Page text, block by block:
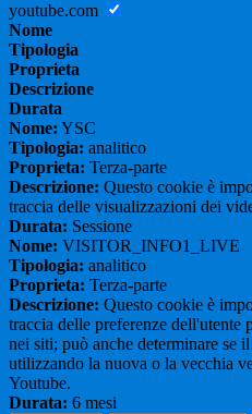
youtube.com
Nome
Tipologia
Proprieta
Descrizione
Durata
Nome: YSC
Tipologia: analitico
Proprieta: Terza-parte
Descrizione: Questo cookie è
traccia delle visualizzazioni dei
Durata: Sessione
Nome: VISITOR_INFO1_LIVE
Tipologia: analitico
Proprieta: Terza-parte
Descrizione: Questo cookie è
traccia delle preferenze
nei siti; può anche determinare se
utilizzando la nuova o la vecchia
Youtube.
Durata: 6 mesi